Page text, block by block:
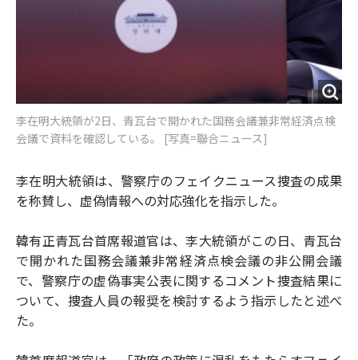
李在明大統領が2日、青瓦台で開かれた国務会議兼非常経済点検
会議で資料を確認している。 [写真=聯合ニュース]
李在明大統領は、警察庁のフェイクニュース捜査の成果
を称賛し、虚偽情報への対応強化を指示した。
韓有正青瓦台首席報道官は、李大統領がこの日、青瓦台
で開かれた国務会議兼非常経済点検会議の非公開会議
で、警察庁の虚偽事実公表に関するコメント捜査結果に
ついて、捜査人員の報奨を検討するよう指示したと述べ
た。